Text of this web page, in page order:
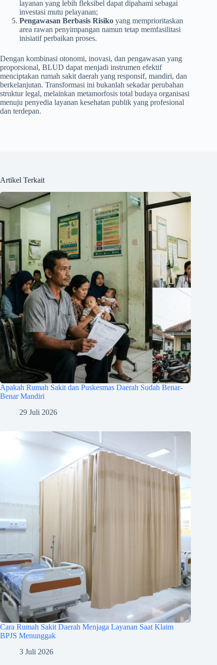
layanan yang lebih fleksibel dapat dipahami sebagai
investasi mutu pelayanan;
Pengawasan Berbasis Risiko yang memprioritaskan
area rawan penyimpangan namun tetap memfasilitasi
inisiatif perbaikan proses.
Dengan kombinasi otonomi, inovasi, dan pengawasan yang
proporsional, BLUD dapat menjadi instrumen efektif
menciptakan rumah sakit daerah yang responsif, mandiri, dan
berkelanjutan. Transformasi ini bukanlah sekadar perubahan
struktur legal, melainkan metamorfosis total budaya organisasi
menuju penyedia layanan kesehatan publik yang profesional
dan terdepan.
Artikel Terkait
Apakah Rumah Sakit dan Puskesmas Daerah Sudah Benar-
Benar Mandiri
29 Juli 2026
Cara Rumah Sakit Daerah Menjaga Layanan Saat Klaim
BPJS Menunggak
3 Juli 2026